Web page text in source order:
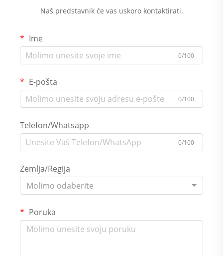
Naš predstavnik će vas uskoro kontaktirati.
Ime
0/100
E-pošta
0/100
Telefon/Whatsapp
0/100
Zemlja/Regija
Molimo odaberite
Poruka